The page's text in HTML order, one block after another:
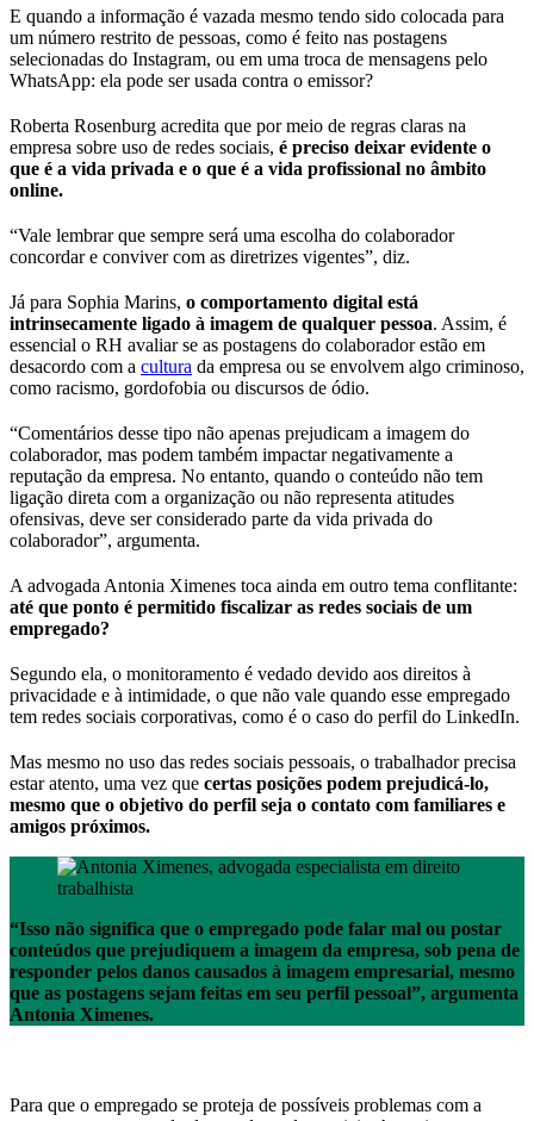
E quando a informação é vazada mesmo tendo sido colocada para
um número restrito de pessoas, como é feito nas postagens
selecionadas do Instagram, ou em uma troca de mensagens pelo
WhatsApp: ela pode ser usada contra o emissor?
Roberta Rosenburg acredita que por meio de regras claras na
empresa sobre uso de redes sociais, é preciso deixar evidente o
que é a vida privada e o que é a vida profissional no âmbito
online.
“Vale lembrar que sempre será uma escolha do colaborador
concordar e conviver com as diretrizes vigentes”, diz.
Já para Sophia Marins, o comportamento digital está
intrinsecamente ligado à imagem de qualquer pessoa. Assim, é
essencial o RH avaliar se as postagens do colaborador estão em
desacordo com a cultura da empresa ou se envolvem algo criminoso,
como racismo, gordofobia ou discursos de ódio.
“Comentários desse tipo não apenas prejudicam a imagem do
colaborador, mas podem também impactar negativamente a
reputação da empresa. No entanto, quando o conteúdo não tem
ligação direta com a organização ou não representa atitudes
ofensivas, deve ser considerado parte da vida privada do
colaborador”, argumenta.
A advogada Antonia Ximenes toca ainda em outro tema conflitante:
até que ponto é permitido fiscalizar as redes sociais de um
empregado?
Segundo ela, o monitoramento é vedado devido aos direitos à
privacidade e à intimidade, o que não vale quando esse empregado
tem redes sociais corporativas, como é o caso do perfil do LinkedIn.
Mas mesmo no uso das redes sociais pessoais, o trabalhador precisa
estar atento, uma vez que certas posições podem prejudicá-lo,
mesmo que o objetivo do perfil seja o contato com familiares e
amigos próximos.
“Isso não significa que o empregado pode falar mal ou postar
conteúdos que prejudiquem a imagem da empresa, sob pena de
responder pelos danos causados à imagem empresarial, mesmo
que as postagens sejam feitas em seu perfil pessoal”, argumenta
Antonia Ximenes.
Para que o empregado se proteja de possíveis problemas com a